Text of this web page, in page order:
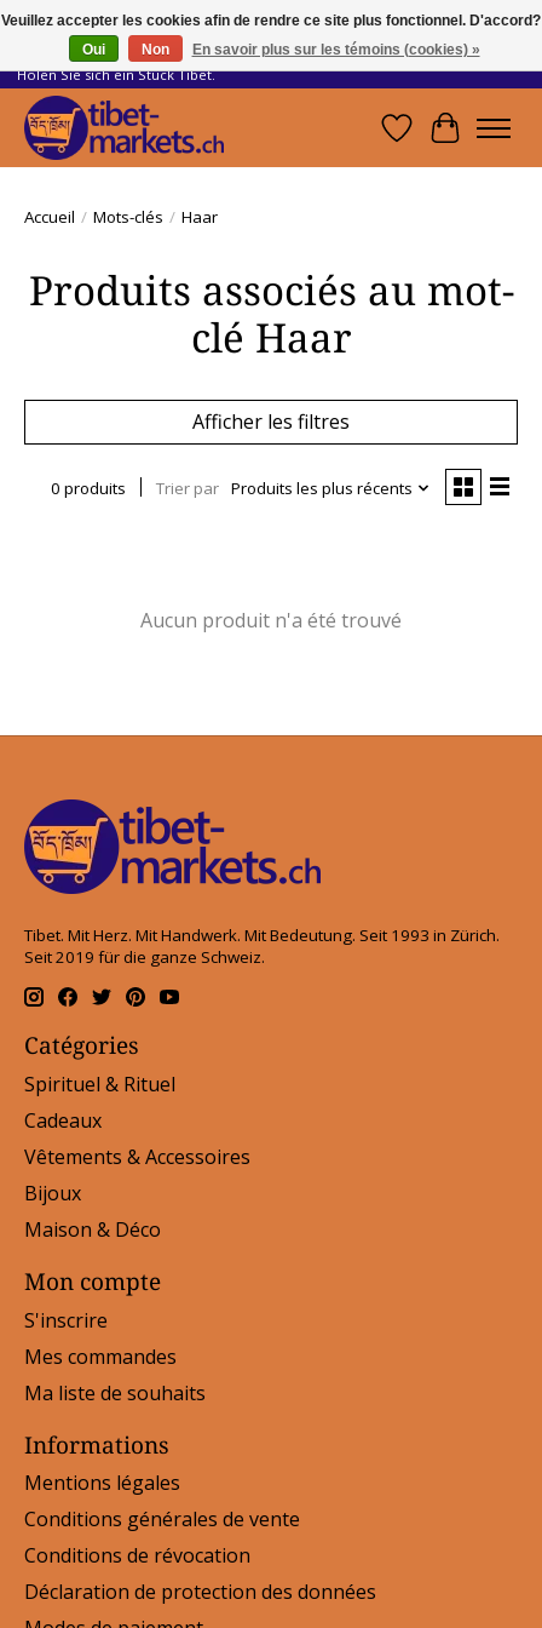
Handwerkskunst vom Dach der Welt.
Holen Sie sich ein Stück Tibet.
Liste dePanier
Accueil / Mots-clés / Haar
Produits associés au mot-
clé Haar
Afficher les filtres
0 produits Trier par Produits les plus récents
Aucun produit n'a été trouvé
Tibet. Mit Herz. Mit Handwerk. Mit Bedeutung. Seit 1993 in Zürich.
Seit 2019 für die ganze Schweiz.
Catégories
Spirituel & Rituel
Cadeaux
Vêtements & Accessoires
Bijoux
Maison & Déco
Mon compte
S'inscrire
Mes commandes
Ma liste de souhaits
Informations
Mentions légales
Conditions générales de vente
Conditions de révocation
Déclaration de protection des données
Veuillez accepter les cookies afin de rendre ce site plus fonctionnel. D'accord?
Oui
Non En savoir plus sur les témoins (cookies) »